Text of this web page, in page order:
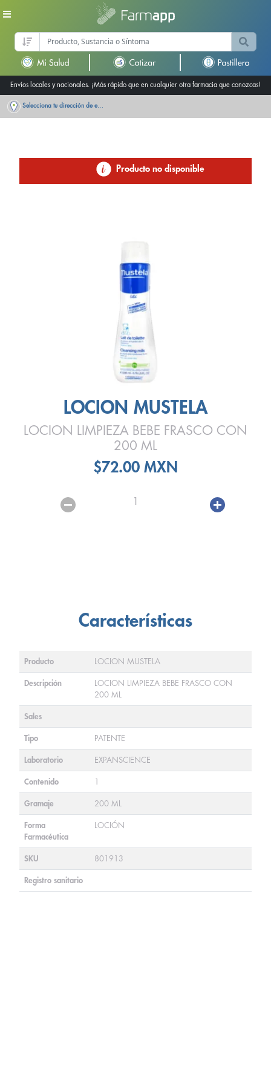
Envíos locales y nacionales. ¡Más rápido que en cualquier otra farmacia que conozcas!
Selecciona tu dirección de entrega
Producto no disponible
LOCION MUSTELA
LOCION LIMPIEZA BEBE FRASCO CON
200 ML
$72.00 MXN
1
Características
Producto LOCION MUSTELA
Descripción
LOCION LIMPIEZA BEBE FRASCO CON
200 ML
Sales
Tipo PATENTE
Laboratorio EXPANSCIENCE
Contenido 1
Gramaje 200 ML
Forma
Farmacéutica
LOCIÓN
SKU 801913
Registro sanitario